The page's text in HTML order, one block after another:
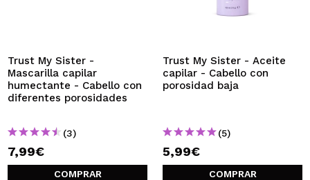
Trust My Sister -
Mascarilla capilar
humectante - Cabello con
diferentes porosidades
(3)
7,99€
COMPRAR
Trust My Sister - Aceite
capilar - Cabello con
porosidad baja
(5)
5,99€
COMPRAR